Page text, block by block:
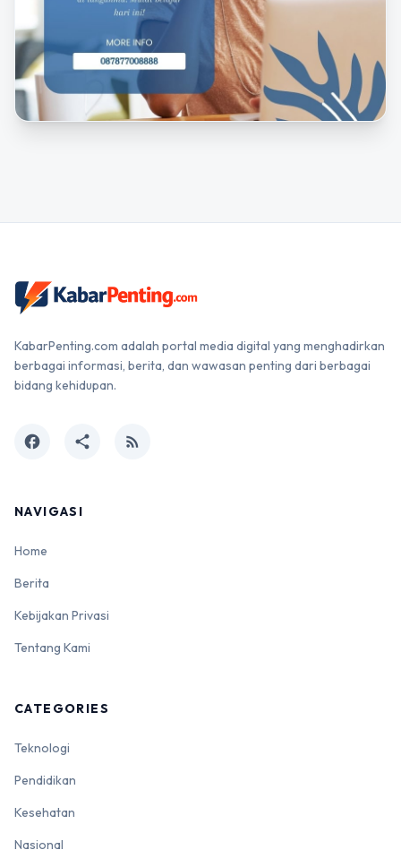
KabarPenting.com adalah portal media digital yang menghadirkan
berbagai informasi, berita, dan wawasan penting dari berbagai
bidang kehidupan.
facebook share rss_feed
NAVIGASI
Home
Berita
Kebijakan Privasi
Tentang Kami
CATEGORIES
Teknologi
Pendidikan
Kesehatan
Nasional